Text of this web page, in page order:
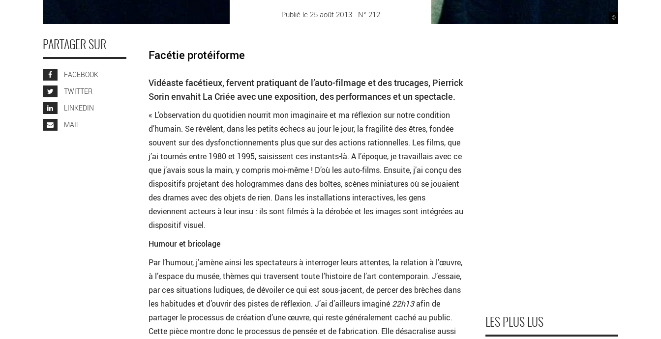
©
Publié le 25 août 2013 - N° 212
PARTAGER SUR
FACEBOOK
TWITTER
LINKEDIN
MAIL
Facétie protéiforme
Vidéaste facétieux, fervent pratiquant de l’auto-filmage et des trucages, Pierrick
Sorin envahit La Criée avec une exposition, des performances et un spectacle.
« L’observation du quotidien nourrit mon imaginaire et ma réflexion sur notre condition
d’humain. Se révèlent, dans les petits échecs au jour le jour, la fragilité des êtres, fondée
souvent sur des dysfonctionnements plus que sur des actions rationnelles. Les films, que
j’ai tournés entre 1980 et 1995, saisissent ces instants-là. A l’époque, je travaillais avec ce
que j’avais sous la main, y compris moi-même ! D’où les auto-films. Ensuite, j’ai conçu des
dispositifs projetant des hologrammes dans des boîtes, scènes miniatures où se jouaient
des drames avec des objets de rien. Dans les installations interactives, les gens
deviennent acteurs à leur insu : ils sont filmés à la dérobée et les images sont intégrées au
dispositif visuel.
Humour et bricolage
Par l’humour, j’amène ainsi les spectateurs à interroger leurs attentes, la relation à l’œuvre,
à l’espace du musée, thèmes qui traversent toute l’histoire de l’art contemporain. J’essaie,
par ces situations ludiques, de dévoiler ce qui est sous-jacent, de percer des brèches dans
les habitudes et d’ouvrir des pistes de réflexion. J’ai d’ailleurs imaginé 22h13afin de
partager le processus de création d’une œuvre, qui reste généralement caché au public.
Cette pièce montre donc le processus de pensée et de fabrication. Elle désacralise aussi
LES PLUS LUS